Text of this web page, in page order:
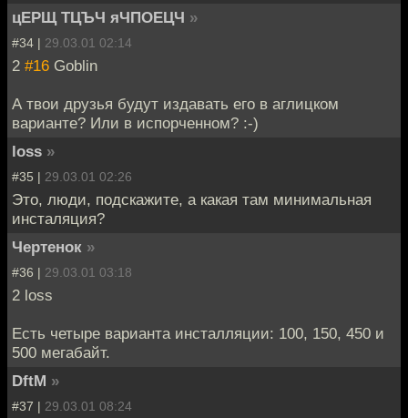
цЕРЩ ТЦЪЧ яЧПОЕЦЧ »
#34 | 29.03.01 02:14
2 #16 Goblin
А твои друзья будут издавать его в аглицком
варианте? Или в испорченном? :-)
loss »
#35 | 29.03.01 02:26
Это, люди, подскажите, а какая там минимальная
инсталяция?
Чертенок »
#36 | 29.03.01 03:18
2 loss
Есть четыре варианта инсталляции: 100, 150, 450 и
500 мегабайт.
DftM »
#37 | 29.03.01 08:24